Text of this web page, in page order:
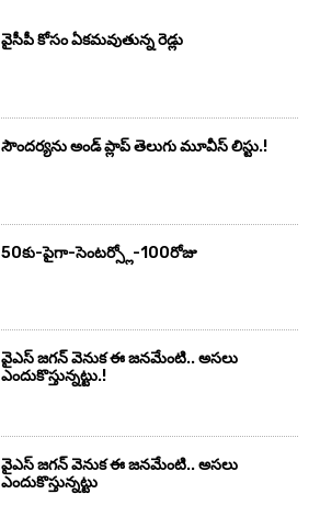
వైసీపీ కోసం ఏక‌మ‌వుతున్న రెడ్లు
సౌందర్యను అండ్‌ ప్లాప్‌ తెలుగు మూవీస్‌ లిస్టు.!
50కు-పైగా-సెంటర్స్లో-100రోజు
వైఎస్‌ జగన్‌ వెనుక ఈ జనమేంటి.. అసలు
ఎందుకొస్తున్నట్టు.!
వైఎస్‌ జగన్‌ వెనుక ఈ జనమేంటి.. అసలు
ఎందుకొస్తున్నట్టు